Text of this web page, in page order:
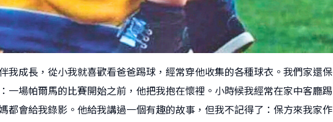
伴我成長，從小我就喜歡看爸爸踢球，經常穿他收集的各種球衣。我們家還保
一場帕爾馬的比賽開始之前，他把我抱在懷裡。小時候我經常在家中客廳踢
都會給我錄影。他給我講過一個有趣的故事，但我不記得了：保方來我家作